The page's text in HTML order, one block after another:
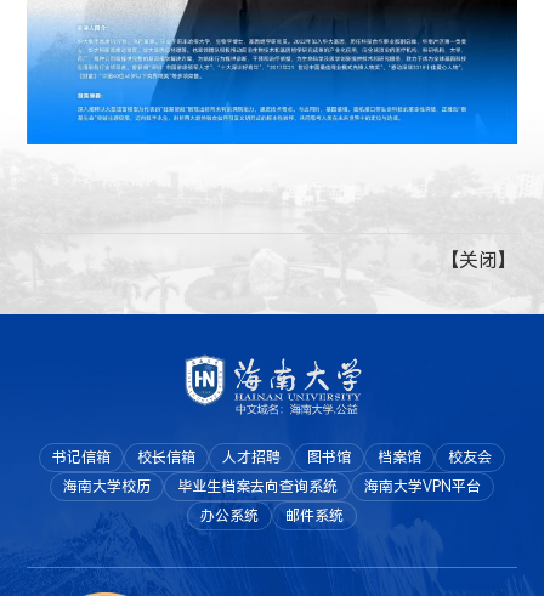
【关闭】
书记信箱 校长信箱 人才招聘 图书馆 档案馆
校友会
海南大学校历
毕业生档案去向查询系统
海南大学VPN平台
办公系统
邮件系统